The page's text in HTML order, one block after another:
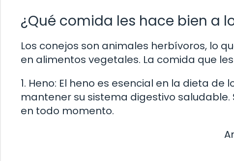
¿Qué comida les hace bien a
Los conejos son animales herbívoros, lo
en alimentos vegetales. La comida que
1. Heno: El heno es esencial en la dieta
mantener su sistema digestivo
en todo momento.